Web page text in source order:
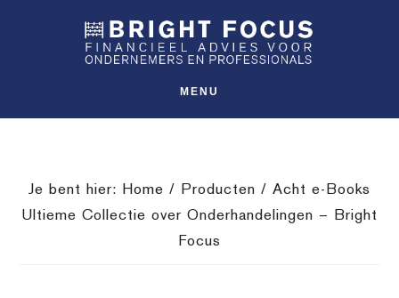
inhoud
MENU
Je bent hier: Home / Producten / Acht e-Books
Ultieme Collectie over Onderhandelingen – Bright
Focus